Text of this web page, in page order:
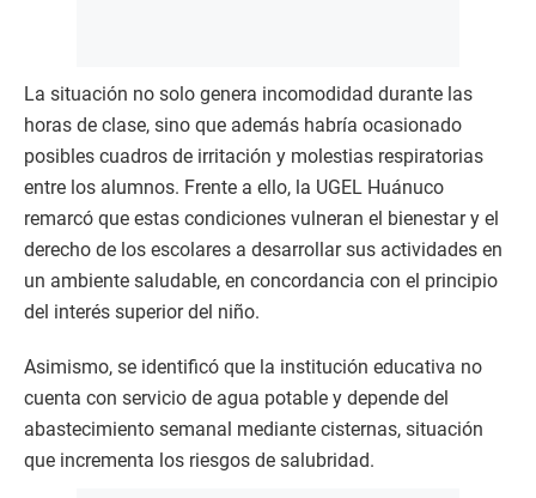
La situación no solo genera incomodidad durante las
horas de clase, sino que además habría ocasionado
posibles cuadros de irritación y molestias respiratorias
entre los alumnos. Frente a ello, la UGEL Huánuco
remarcó que estas condiciones vulneran el bienestar y el
derecho de los escolares a desarrollar sus actividades en
un ambiente saludable, en concordancia con el principio
del interés superior del niño.
Asimismo, se identificó que la institución educativa no
cuenta con servicio de agua potable y depende del
abastecimiento semanal mediante cisternas, situación
que incrementa los riesgos de salubridad.